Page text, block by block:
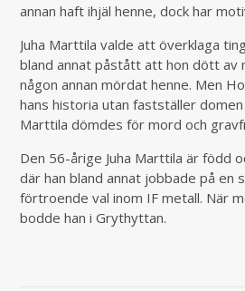
annan haft ihjäl henne, dock har
Juha Marttila valde att överklaga
bland annat påstått att hon dött av
någon annan mördat henne. Men
hans historia utan fastställer
Marttila dömdes för mord och
Den 56-årige Juha Marttila är född
där han bland annat jobbade på en
förtroende val inom IF metall. När
bodde han i Grythyttan.